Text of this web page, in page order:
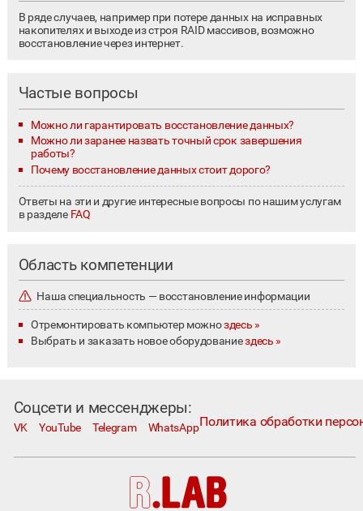
В ряде случаев, например при потере данных на исправных
накопителях и выходе из строя RAID массивов, возможно
восстановление через интернет.
Частые вопросы
Можно ли гарантировать восстановление данных?
Можно ли заранее назвать точный срок завершения
работы?
Почему восстановление данных стоит дорого?
Ответы на эти и другие интересные вопросы по нашим услугам
в разделе FAQ
Область компетенции
Наша специальность — восстановление информации
Отремонтировать компьютер можноздесь »
Выбрать и заказать новое оборудованиездесь »
Соцсети и мессенджеры:
VK YouTube Telegram WhatsAppПолитика обработки